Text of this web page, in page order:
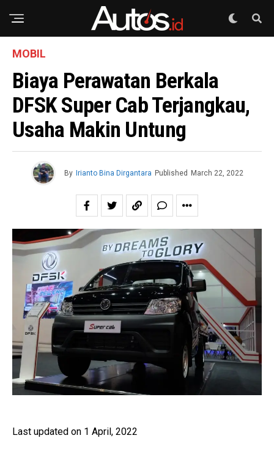
MOBIL
Biaya Perawatan Berkala
DFSK Super Cab Terjangkau,
Usaha Makin Untung
By Irianto Bina Dirgantara Published March 22, 2022
Last updated on 1 April, 2022